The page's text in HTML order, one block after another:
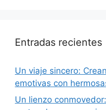
Entradas recientes
Un viaje sincero:
emotivas con
Un lienzo